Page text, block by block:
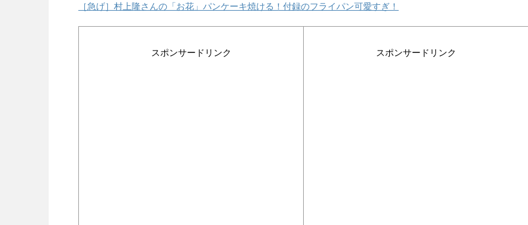
［急げ］村上隆さんの「お花」パンケーキ焼ける！付録のフライパン可愛すぎ！
スポンサードリンク スポンサードリンク